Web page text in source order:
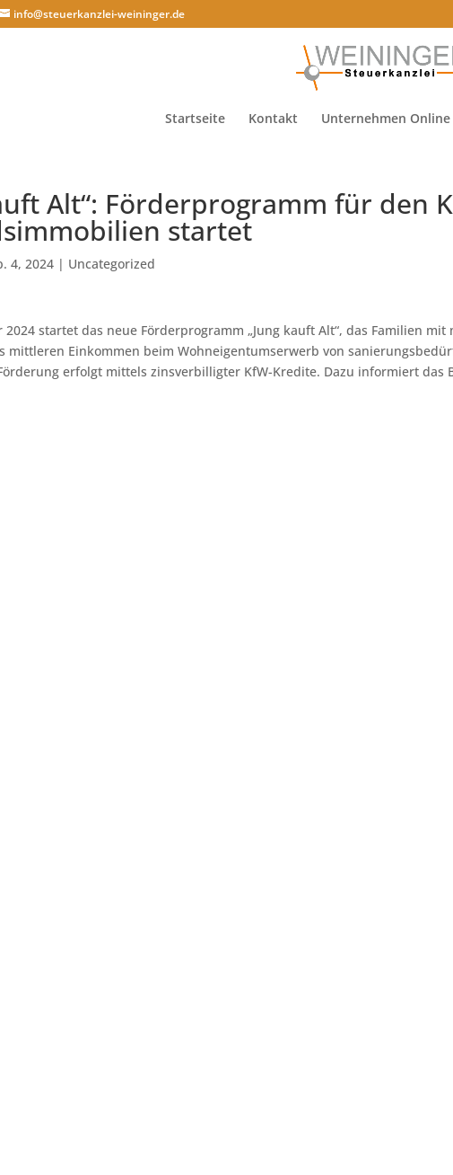
info@steuerkanzlei-weininger.de
Startseite Kontakt Unternehmen Online
Alt“: Förderprogramm für den
startet
4, 2024 | Uncategorized
2024 startet das neue Förderprogramm „Jung kauft Alt“, das Familien
mittleren Einkommen beim Wohneigentumserwerb von
erfolgt mittels zinsverbilligter KfW-Kredite. Dazu informiert das